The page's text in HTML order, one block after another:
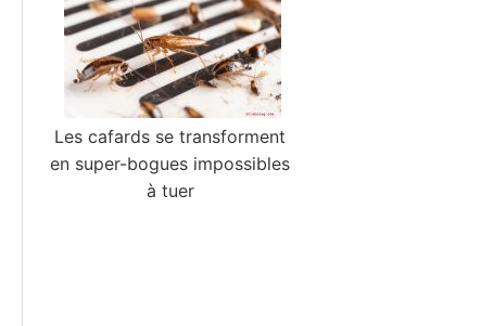
Les cafards se transforment
en super-bogues impossibles
à tuer